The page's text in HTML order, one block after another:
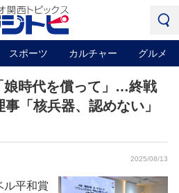
スポーツ カルチャー グルメ
娘時代を償って」…終戦
「核兵器、認めない」
2025/08/13
ル平和賞